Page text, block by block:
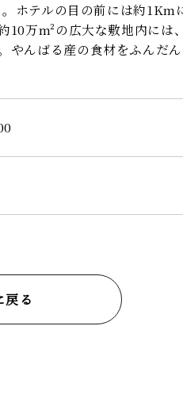
ホテルの目の前には約1Km
10万m²の広大な敷地内には
やんばる産の食材をふんだ
戻る